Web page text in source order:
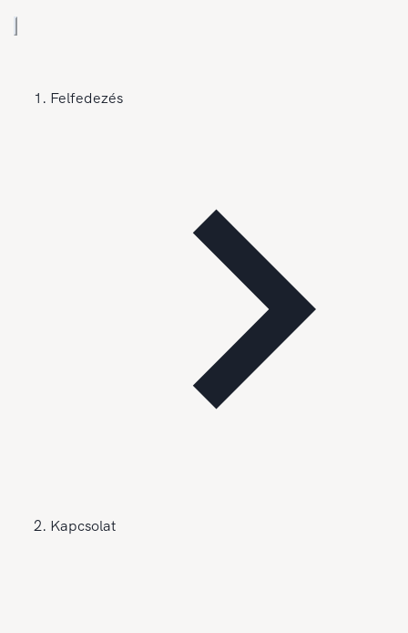
Felfedezés
Kapcsolat